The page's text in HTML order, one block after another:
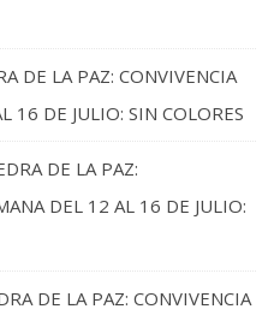
DE LA PAZ: CONVIVENCIA
16 DE JULIO: SIN COLORES
DE LA PAZ:
DEL 12 AL 16 DE JULIO:
DE LA PAZ: CONVIVENCIA